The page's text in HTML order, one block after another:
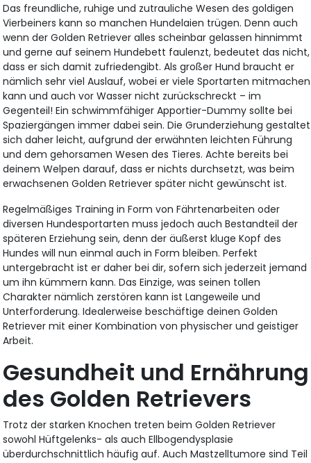
Das freundliche, ruhige und zutrauliche Wesen des goldigen
Vierbeiners kann so manchen Hundelaien trügen. Denn auch
wenn der Golden Retriever alles scheinbar gelassen hinnimmt
und gerne auf seinem Hundebett faulenzt, bedeutet das nicht,
dass er sich damit zufriedengibt. Als großer Hund braucht er
nämlich sehr viel Auslauf, wobei er viele Sportarten mitmachen
kann und auch vor Wasser nicht zurückschreckt – im
Gegenteil! Ein schwimmfähiger Apportier-Dummy sollte bei
Spaziergängen immer dabei sein. Die Grunderziehung gestaltet
sich daher leicht, aufgrund der erwähnten leichten Führung
und dem gehorsamen Wesen des Tieres. Achte bereits bei
deinem Welpen darauf, dass er nichts durchsetzt, was beim
erwachsenen Golden Retriever später nicht gewünscht ist.
Regelmäßiges Training in Form von Fährtenarbeiten oder
diversen Hundesportarten muss jedoch auch Bestandteil der
späteren Erziehung sein, denn der äußerst kluge Kopf des
Hundes will nun einmal auch in Form bleiben. Perfekt
untergebracht ist er daher bei dir, sofern sich jederzeit jemand
um ihn kümmern kann. Das Einzige, was seinen tollen
Charakter nämlich zerstören kann ist Langeweile und
Unterforderung. Idealerweise beschäftige deinen Golden
Retriever mit einer Kombination von physischer und geistiger
Arbeit.
Gesundheit und Ernährung
des Golden Retrievers
Trotz der starken Knochen treten beim Golden Retriever
sowohl Hüftgelenks- als auch Ellbogendysplasie
überdurchschnittlich häufig auf. Auch Mastzelltumore sind Teil